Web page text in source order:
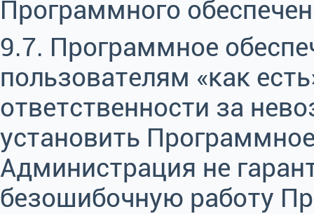
Программного
9.7. Программное
пользователям «как
ответственности за
установить
Администрация не
безошибочную работу